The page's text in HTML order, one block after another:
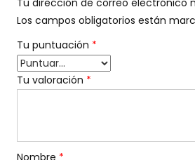
Tu dirección de correo electrónico
Los campos obligatorios están
Tu puntuación *
Tu valoración *